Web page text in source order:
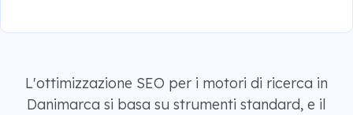
L'ottimizzazione SEO per i motori di ricerca in
Danimarca si basa su strumenti standard, e il